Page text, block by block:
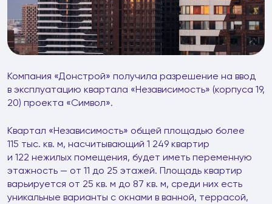
Компания «Донстрой» получила разрешение на ввод
в эксплуатацию квартала «Независимость» (корпуса 19,
20) проекта «Символ».
Квартал «Независимость» общей площадью более
115 тыс. кв. м, насчитывающий 1 249 квартир
и 122 нежилых помещения, будет иметь переменную
этажность — от 11 до 25 этажей. Площадь квартир
варьируется от 25 кв. м до 87 кв. м, среди них есть
уникальные варианты с окнами в ванной, террасой,